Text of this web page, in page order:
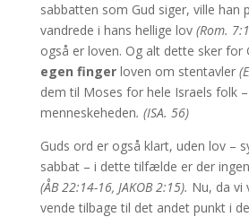
sabbatten som Gud siger, ville han
vandrede i hans hellige lov(Rom.
også er loven. Og alt dette sker for
egen fingerloven om stentavler
dem til Moses for hele Israels folk
menneskeheden. (ISA. 56)
Guds ord er også klart, uden lov –
sabbat – i dette tilfælde er der
(ÅB 22:14-16, JAKOB 2:15). Nu, da vi
vende tilbage til det andet punkt i